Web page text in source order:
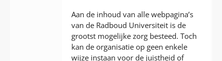
Aan de inhoud van alle webpagina’s
van de Radboud Universiteit is de
grootst mogelijke zorg besteed. Toch
kan de organisatie op geen enkele
wijze instaan voor de juistheid of